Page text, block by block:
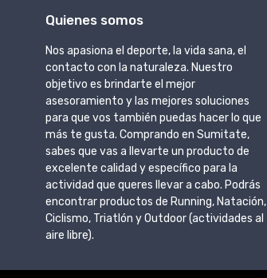
Quienes somos
Nos apasiona el deporte, la vida sana, el
contacto con la naturaleza. Nuestro
objetivo es brindarte el mejor
asesoramiento y las mejores soluciones
para que vos también puedas hacer lo que
más te gusta. Comprando en Sumitate,
sabes que vas a llevarte un producto de
excelente calidad y específico para la
actividad que queres llevar a cabo. Podrás
encontrar productos de Running, Natación,
Ciclismo, Triatlón y Outdoor (actividades al
aire libre).